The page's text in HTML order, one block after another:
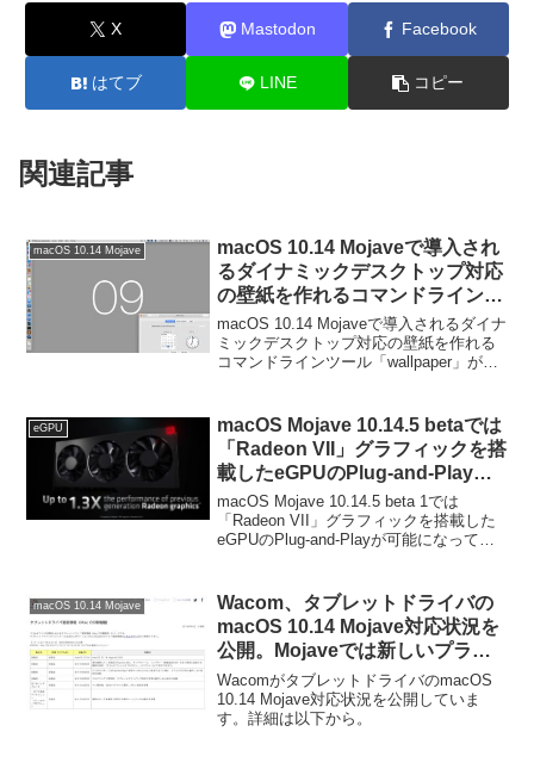
X Mastodon Facebook
はてブ LINE コピー
関連記事
macOS 10.14 Mojave
macOS 10.14 Mojaveで導入され
るダイナミックデスクトップ対応
の壁紙を作れるコマンドラインツ
ール「wallpaper」がリリース。
macOS 10.14 Mojaveで導入されるダイナ
ミックデスクトップ対応の壁紙を作れる
コマンドラインツール「wallpaper」がリ
eGPU
macOS Mojave 10.14.5 betaでは
「Radeon VII」グラフィックを搭
載したeGPUのPlug-and-Playが
可能に。
macOS Mojave 10.14.5 beta 1では
「Radeon VII」グラフィックを搭載した
eGPUのPlug-and-Playが可能になってい
macOS 10.14 Mojave
Wacom、タブレットドライバの
macOS 10.14 Mojave対応状況を
公開。Mojaveでは新しいプライ
バシー設定「User Consent」に
よりいくつかの許可が必要に。
WacomがタブレットドライバのmacOS
10.14 Mojave対応状況を公開していま
す。詳細は以下から。